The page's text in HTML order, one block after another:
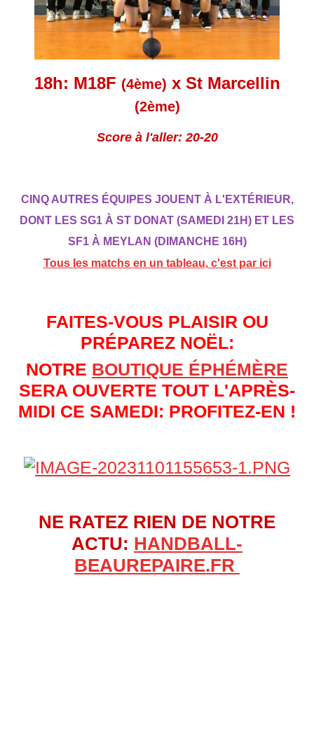
18h: M18F (4ème) x St Marcellin
(2ème)
Score à l'aller: 20-20
CINQ AUTRES ÉQUIPES JOUENT À L'EXTÉRIEUR,
DONT LES SG1 À ST DONAT (SAMEDI 21H) ET LES
SF1 À MEYLAN (DIMANCHE 16H)
Tous les matchs en un tableau, c'est par ici
FAITES-VOUS PLAISIR OU
PRÉPAREZ NOËL:
NOTRE BOUTIQUE ÉPHÉMÈRE
SERA OUVERTE TOUT L'APRÈS-
MIDI CE SAMEDI: PROFITEZ-EN !
NE RATEZ RIEN DE NOTRE
ACTU: HANDBALL-
BEAUREPAIRE.FR